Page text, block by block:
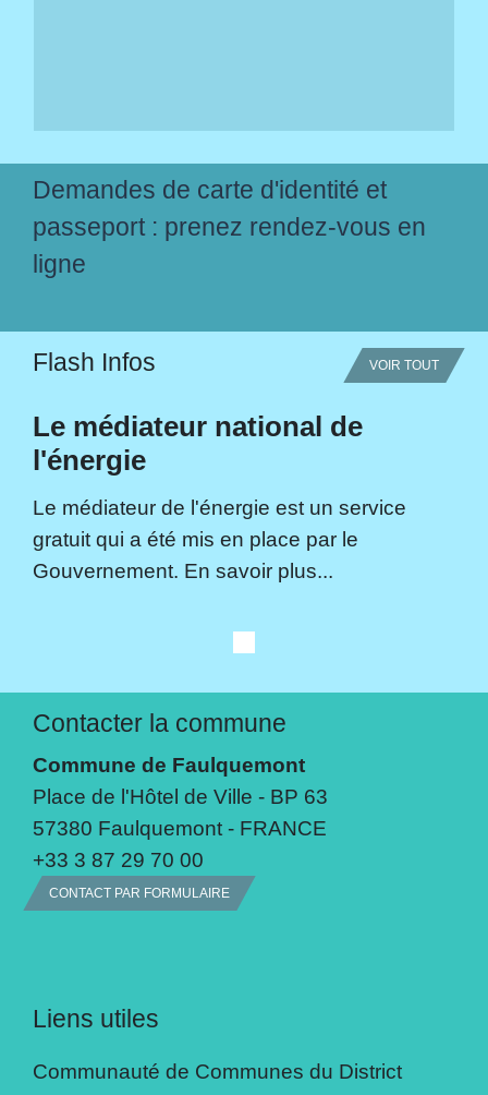
Demandes de carte d'identité et
passeport : prenez rendez-vous en
ligne
Flash Infos VOIR TOUT
Le médiateur national de
l'énergie
Le médiateur de l'énergie est un service
gratuit qui a été mis en place par le
Gouvernement. En savoir plus...
Contacter la commune
Commune de Faulquemont
Place de l'Hôtel de Ville - BP 63
57380 Faulquemont - FRANCE
+33 3 87 29 70 00
CONTACT PAR FORMULAIRE
Liens utiles
Communauté de Communes du District